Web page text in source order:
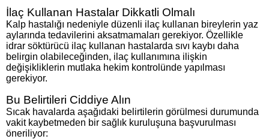
İlaç Kullanan Hastalar Dikkatli Olmalı
Kalp hastalığı nedeniyle düzenli ilaç kullanan bireylerin yaz
aylarında tedavilerini aksatmamaları gerekiyor. Özellikle
idrar söktürücü ilaç kullanan hastalarda sıvı kaybı daha
belirgin olabileceğinden, ilaç kullanımına ilişkin
değişikliklerin mutlaka hekim kontrolünde yapılması
gerekiyor.
Bu Belirtileri Ciddiye Alın
Sıcak havalarda aşağıdaki belirtilerin görülmesi durumunda
vakit kaybetmeden bir sağlık kuruluşuna başvurulması
öneriliyor: